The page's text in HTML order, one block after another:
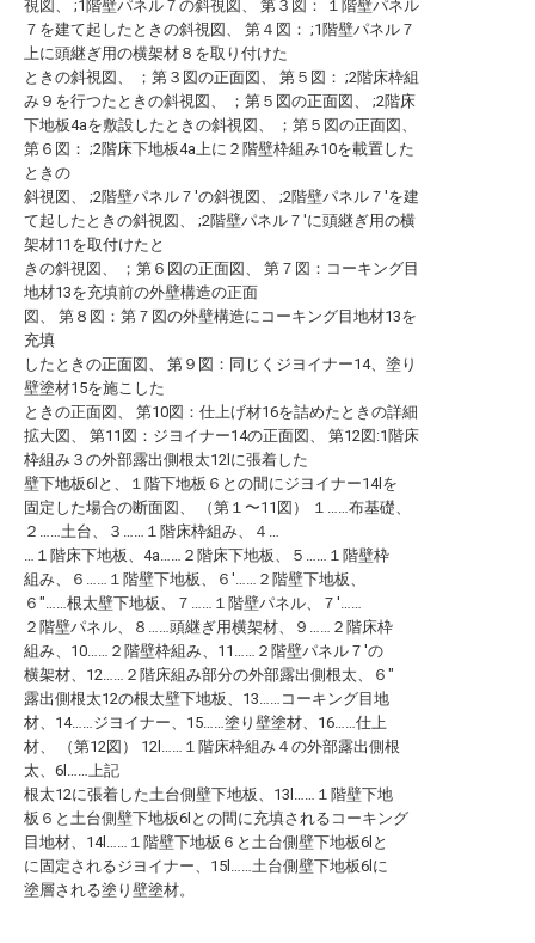
視図、 ;1階壁パネル７の斜視図、 第３図： １階壁パネル
７を建て起したときの斜視図、 第４図： ;1階壁パネル７
上に頭継ぎ用の横架材８を取り付けた
ときの斜視図、 ；第３図の正面図、 第５図： ;2階床枠組
み９を行つたときの斜視図、 ；第５図の正面図、 ;2階床
下地板4aを敷設したときの斜視図、 ；第５図の正面図、
第６図： ;2階床下地板4a上に２階壁枠組み10を載置した
ときの
斜視図、 ;2階壁パネル７′の斜視図、 ;2階壁パネル７′を建
て起したときの斜視図、 ;2階壁パネル７′に頭継ぎ用の横
架材11を取付けたと
きの斜視図、 ；第６図の正面図、 第７図：コーキング目
地材13を充填前の外壁構造の正面
図、 第８図：第７図の外壁構造にコーキング目地材13を
充填
したときの正面図、 第９図：同じくジヨイナー14、塗り
壁塗材15を施こした
ときの正面図、 第10図：仕上げ材16を詰めたときの詳細
拡大図、 第11図：ジヨイナー14の正面図、 第12図:1階床
枠組み３の外部露出側根太12lに張着した
壁下地板6lと、１階下地板６との間にジヨイナー14lを
固定した場合の断面図、 （第１〜11図） １……布基礎、
２……土台、３……１階床枠組み、４…
…１階床下地板、4a……２階床下地板、５……１階壁枠
組み、６……１階壁下地板、６′……２階壁下地板、
６″……根太壁下地板、７……１階壁パネル、７′……
２階壁パネル、８……頭継ぎ用横架材、９……２階床枠
組み、10……２階壁枠組み、11……２階壁パネル７′の
横架材、12……２階床組み部分の外部露出側根太、６″
露出側根太12の根太壁下地板、13……コーキング目地
材、14……ジヨイナー、15……塗り壁塗材、16……仕上
材、 （第12図） 12l……１階床枠組み４の外部露出側根
太、6l……上記
根太12に張着した土台側壁下地板、13l……１階壁下地
板６と土台側壁下地板6lとの間に充填されるコーキング
目地材、14l……１階壁下地板６と土台側壁下地板6lと
に固定されるジヨイナー、15l……土台側壁下地板6lに
塗層される塗り壁塗材。